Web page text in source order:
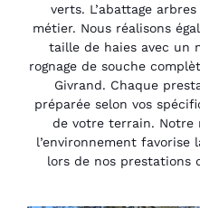
verts. L’abattage
métier. Nous réalisons
taille de haies avec un
rognage de souche
Givrand. Chaque
préparée selon vos
de votre terrain. Notre
l’environnement
lors de nos prestations